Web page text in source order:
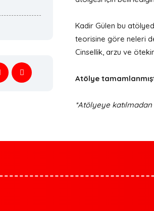
Kadir Gülen bu
teorisine göre neleri
Cinsellik, arzu ve
Atölye
*Atölyeye